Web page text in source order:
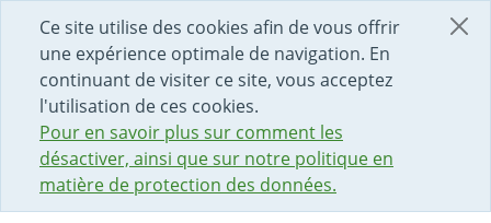
Ce site utilise des cookies afin de vous offrir
une expérience optimale de navigation. En
continuant de visiter ce site, vous acceptez
l'utilisation de ces cookies.
Pour en savoir plus sur comment les
désactiver, ainsi que sur notre politique en
matière de protection des données.
DÉBUT DU CONTENU DE LA PAGE
ACCÈS AU CHAMP DE RECHERCHE
PAGE D'ACCUEIL
FORMULAIRE DE CONTACT